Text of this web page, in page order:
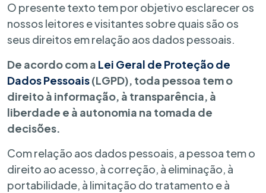
O presente texto tem por objetivo esclarecer os
nossos leitores e visitantes sobre quais são os
seus direitos em relação aos dados pessoais.
De acordo com a Lei Geral de Proteção de
Dados Pessoais(LGPD), toda pessoa tem o
direito à informação, à transparência, à
liberdade e à autonomia na tomada de
decisões.
Com relação aos dados pessoais, a pessoa tem o
direito ao acesso, à correção, à eliminação, à
portabilidade, à limitação do tratamento e à